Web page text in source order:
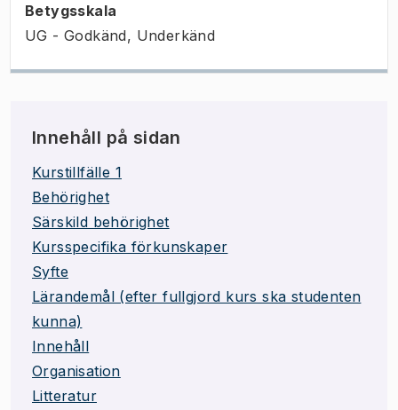
Betygsskala
UG - Godkänd, Underkänd
Innehåll på sidan
Kurstillfälle 1
Behörighet
Särskild behörighet
Kursspecifika förkunskaper
Syfte
Lärandemål (efter fullgjord kurs ska studenten
kunna)
Innehåll
Organisation
Litteratur